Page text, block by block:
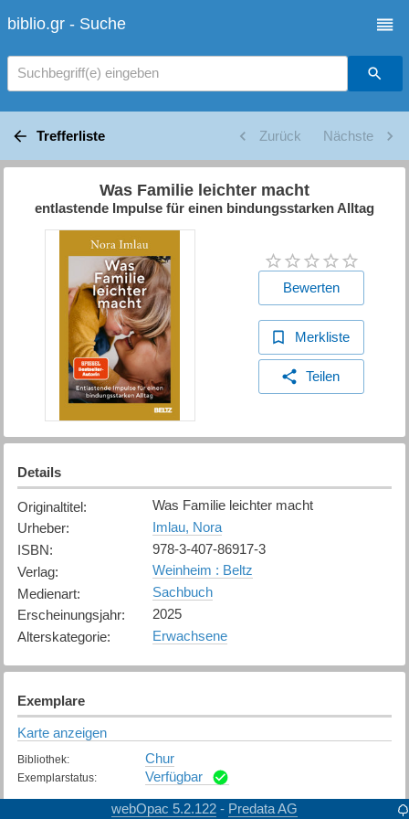
biblio.gr - Suche
Suchbegriff(e) eingeben
Trefferliste Zurück Nächste
Was Familie leichter macht
entlastende Impulse für einen bindungsstarken Alltag
Bewerten
Merkliste
Teilen
Details
Originaltitel:
Was Familie leichter macht
Urheber:
Imlau, Nora
ISBN:
978-3-407-86917-3
Verlag:
Weinheim : Beltz
Medienart:
Sachbuch
Erscheinungsjahr:
2025
Alterskategorie: Erwachsene
Exemplare
Karte anzeigen
Bibliothek: Chur
Exemplarstatus: Verfügbar
Landquart
webOpac 5.2.122 - Predata AG